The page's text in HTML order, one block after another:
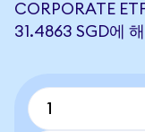
CORPORATE
31.4863 SGD에